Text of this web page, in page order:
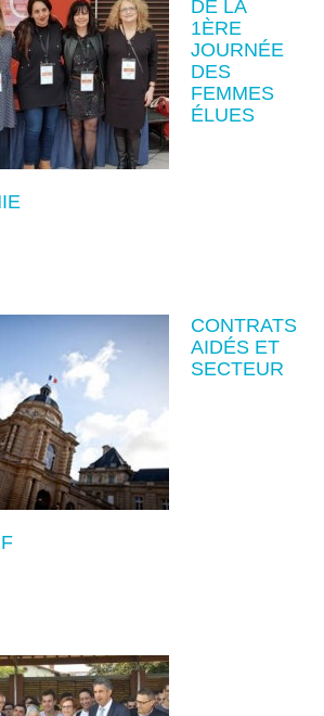
DE LA
1ÈRE
JOURNÉE
DES
FEMMES
ÉLUES
CONTRATS
AIDÉS ET
SECTEUR